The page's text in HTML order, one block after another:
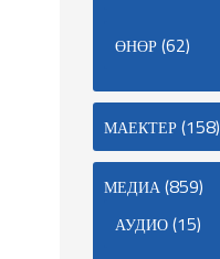
ӨНӨР(62)
МАЕКТЕР(158)
МЕДИА(859)
АУДИО(15)